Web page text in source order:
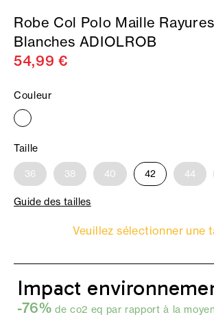
Robe Col Polo Maille
Blanches ADIOLROB
54,99 €
Couleur
Taille
36 38 40 42 44
Guide des tailles
Veuillez sélectionner une
Impact
-76% de co2 eq par rapport à la